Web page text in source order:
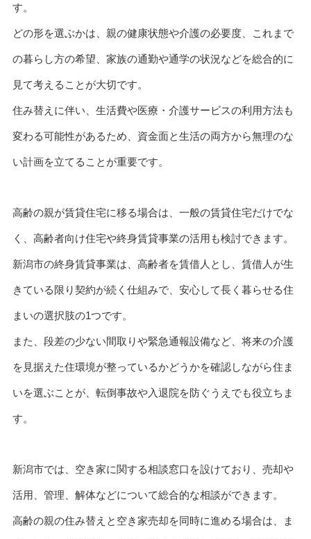
す。
どの形を選ぶかは、親の健康状態や介護の必要度、これまで
の暮らし方の希望、家族の通勤や通学の状況などを総合的に
見て考えることが大切です。
住み替えに伴い、生活費や医療・介護サービスの利用方法も
変わる可能性があるため、資金面と生活の両方から無理のな
い計画を立てることが重要です。
高齢の親が賃貸住宅に移る場合は、一般の賃貸住宅だけでな
く、高齢者向け住宅や終身賃貸事業の活用も検討できます。
新潟市の終身賃貸事業は、高齢者を賃借人とし、賃借人が生
きている限り契約が続く仕組みで、安心して長く暮らせる住
まいの選択肢の1つです。
また、段差の少ない間取りや緊急通報設備など、将来の介護
を見据えた住環境が整っているかどうかを確認しながら住ま
いを選ぶことが、転倒事故や入退院を防ぐうえでも役立ちま
す。
新潟市では、空き家に関する相談窓口を設けており、売却や
活用、管理、解体などについて総合的な相談ができます。
高齢の親の住み替えと空き家売却を同時に進める場合は、ま